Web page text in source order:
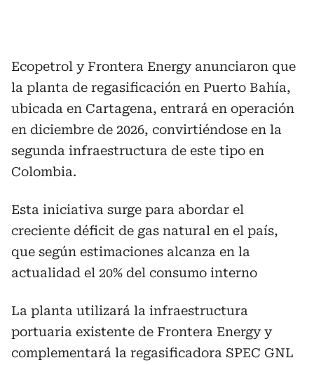
Ecopetrol y Frontera Energy anunciaron que
la planta de regasificación en Puerto Bahía,
ubicada en Cartagena, entrará en operación
en diciembre de 2026, convirtiéndose en la
segunda infraestructura de este tipo en
Colombia.
Esta iniciativa surge para abordar el
creciente déficit de gas natural en el país,
que según estimaciones alcanza en la
actualidad el 20% del consumo interno
La planta utilizará la infraestructura
portuaria existente de Frontera Energy y
complementará la regasificadora SPEC GNL